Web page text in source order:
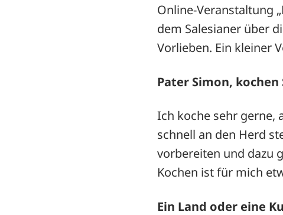
Online-Veranstaltung
dem Salesianer über
Vorlieben. Ein kleiner
Pater Simon,
Ich koche sehr gerne,
schnell an den Herd
vorbereiten und dazu
Kochen ist für mich
Ein Land oder eine